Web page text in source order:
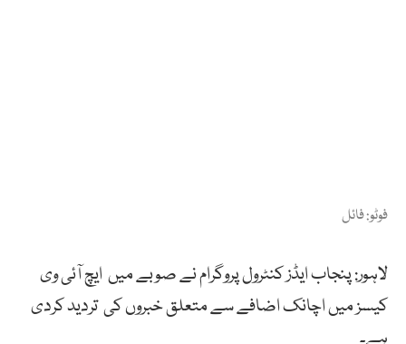
فوٹو: فائل
لاہور: پنجاب ایڈز کنٹرول پروگرام نے صوبے میں ایچ آئی وی
کیسز میں اچانک اضافے سے متعلق خبروں کی تردید کردی
ہے۔